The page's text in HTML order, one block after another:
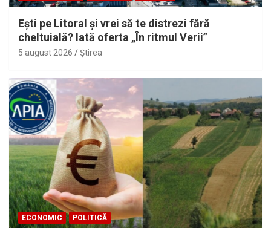
Eşti pe Litoral şi vrei să te distrezi fără
cheltuială? Iată oferta „În ritmul Verii”
5 august 2026 Ştirea
ECONOMIC POLITICĂ